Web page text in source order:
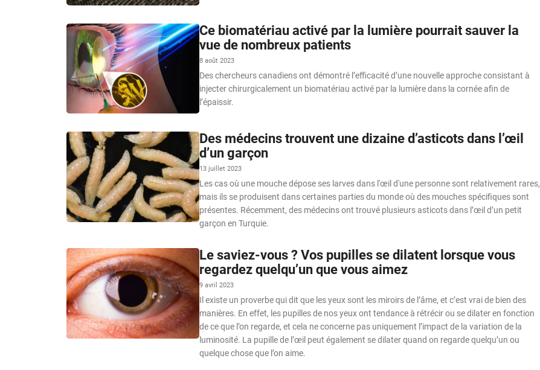
Ce biomatériau activé par la lumière pourrait sauver la
vue de nombreux patients
8 août 2023
Des chercheurs canadiens ont démontré l’efficacité d’une nouvelle approche consistant à
injecter chirurgicalement un biomatériau activé par la lumière dans la cornée afin de
l’épaissir.
Des médecins trouvent une dizaine d’asticots dans l’œil
d’un garçon
13 juillet 2023
Les cas où une mouche dépose ses larves dans l'œil d'une personne sont relativement rares,
mais ils se produisent dans certaines parties du monde où des mouches spécifiques sont
présentes. Récemment, des médecins ont trouvé plusieurs asticots dans l’œil d’un petit
garçon en Turquie.
Le saviez-vous ? Vos pupilles se dilatent lorsque vous
regardez quelqu’un que vous aimez
9 avril 2023
Il existe un proverbe qui dit que les yeux sont les miroirs de l’âme, et c’est vrai de bien des
manières. En effet, les pupilles de nos yeux ont tendance à rétrécir ou se dilater en fonction
de ce que l’on regarde, et cela ne concerne pas uniquement l’impact de la variation de la
luminosité. La pupille de l’œil peut également se dilater quand on regarde quelqu’un ou
quelque chose que l’on aime.